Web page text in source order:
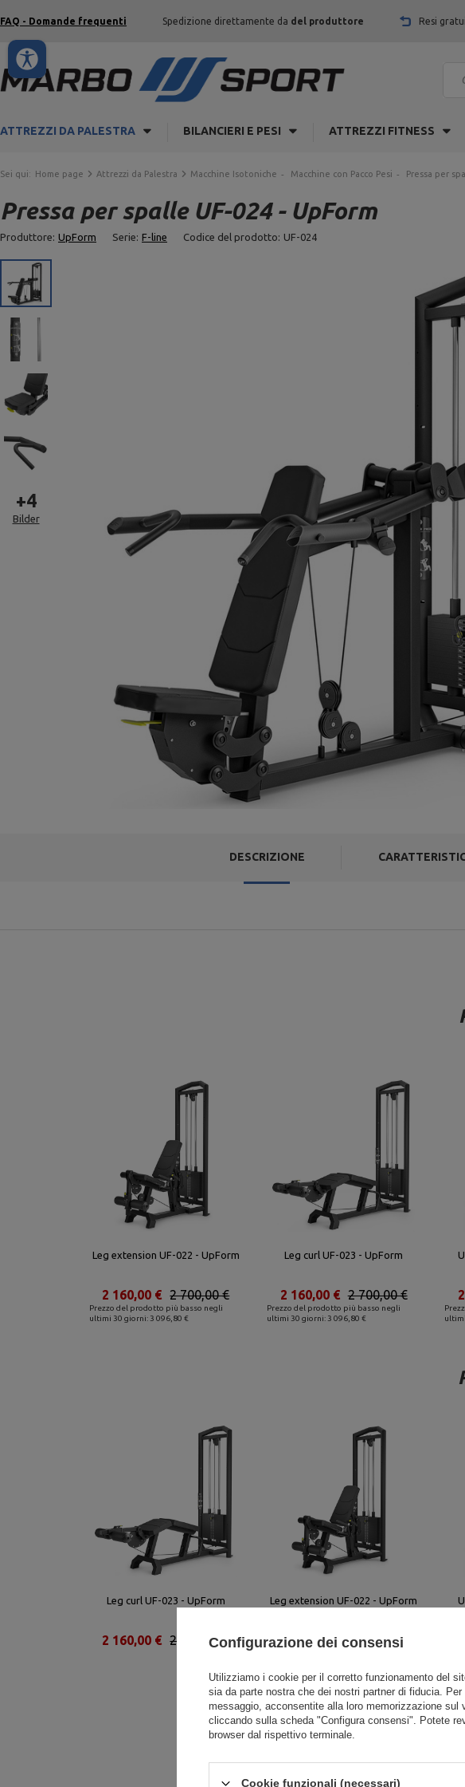
FAQ - Domande frequenti Spedizione direttamente da del produttore Resi
ATTREZZI DA PALESTRA BILANCIERI E PESI ATTREZZI FITNESS
Sei qui: Home page Attrezzi da Palestra Macchine Isotoniche Macchine con Pacco Pesi Pressa per
Pressa per spalle UF-024 - UpForm
Produttore: UpForm Serie: F-line Codice del prodotto: UF-024
+4
Bilder
DESCRIZIONE
Leg extension UF-022 - UpForm
Prezzo del prodotto più basso negli
ultimi 30 giorni: 3 096,80 €
2 700,00 €
2 160,00 €
Leg curl UF-023 - UpForm
Prezzo del prodotto più basso negli
ultimi 30 giorni: 3 096,80 €
2 700,00 €
2 160,00 €
Leg curl UF-023 - UpForm
2 700,00 €
2 160,00 €
Leg extension UF-022 - UpForm
2 700,00 €
2 160,00 €
Configurazione dei consensi
Utilizziamo i cookie per il corretto funzionamento del
sia da parte nostra che dei nostri partner di fiducia.
messaggio, acconsentite alla loro memorizzazione
cliccando sulla scheda "Configura consensi". Potete
browser dal rispettivo terminale.
Cookie funzionali (necessari)